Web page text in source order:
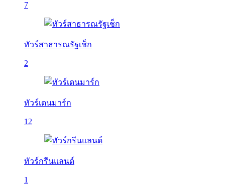
7
ทัวร์สาธารณรัฐเช็ก
2
ทัวร์เดนมาร์ก
12
ทัวร์กรีนแลนด์
1